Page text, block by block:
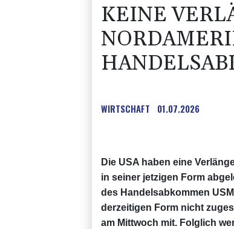
KEINE
WIRTSCHAFT 01.07.2026
Die USA haben eine
in seiner jetzigen Form
des Handelsabkommen
derzeitigen Form nicht
am Mittwoch mit. Folglich